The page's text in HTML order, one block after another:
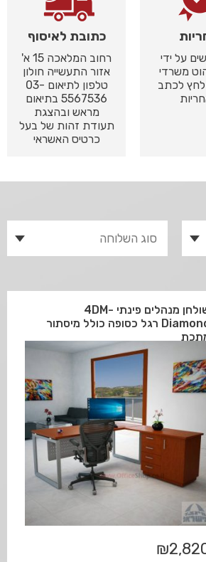
על ידי
משרדי
לכתב
כתובת לאיסוף
רחוב המלאכה 15 א'
אזור התעשייה חולון
טלפון לתיאום 03-
5567536 בתיאום
מראש ובהצגת
תעודת זהות של בעל
כרטיס האשראי
שולחן מנהלים פינתי 4DM-
Diamond רגל כסופה כולל מיסתור
₪